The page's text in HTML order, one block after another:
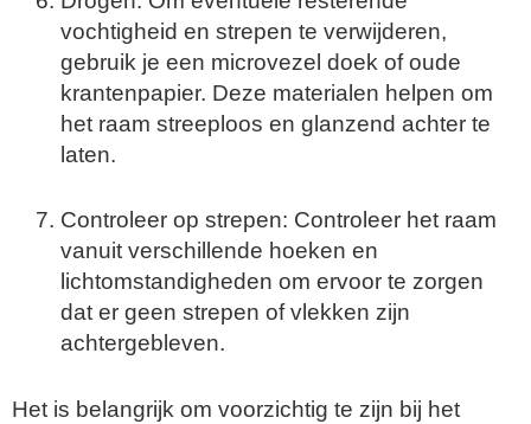
vochtigheid en strepen te verwijderen,
gebruik je een microvezel doek of oude
krantenpapier. Deze materialen helpen om
het raam streeploos en glanzend achter te
laten.
Controleer op strepen: Controleer het raam
vanuit verschillende hoeken en
lichtomstandigheden om ervoor te zorgen
dat er geen strepen of vlekken zijn
achtergebleven.
Het is belangrijk om voorzichtig te zijn bij het